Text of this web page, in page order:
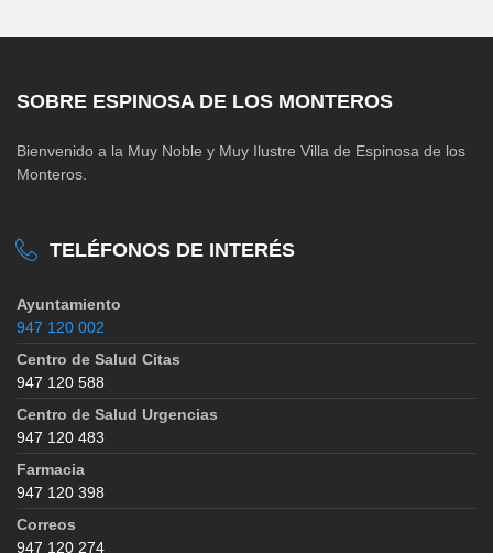
SOBRE ESPINOSA DE LOS MONTEROS
Bienvenido a la Muy Noble y Muy Ilustre Villa de Espinosa de los
Monteros.
TELÉFONOS DE INTERÉS
Ayuntamiento
947 120 002
Centro de Salud Citas
947 120 588
Centro de Salud Urgencias
947 120 483
Farmacia
947 120 398
Correos
947 120 274